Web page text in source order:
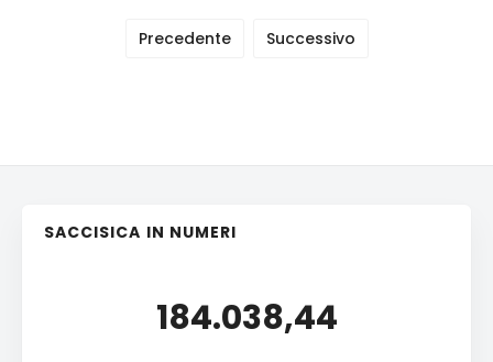
Precedente Successivo
SACCISICA IN NUMERI
184.038,44